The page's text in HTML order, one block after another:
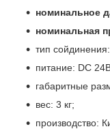
номинальное
номинальная
тип
питание: DC
габаритные
вес: 3 кг;
производство: